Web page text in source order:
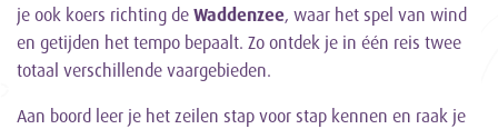
je ook koers richting de Waddenzee, waar het spel van wind
en getijden het tempo bepaalt. Zo ontdek je in één reis twee
totaal verschillende vaargebieden.
Aan boord leer je het zeilen stap voor stap kennen en raak je